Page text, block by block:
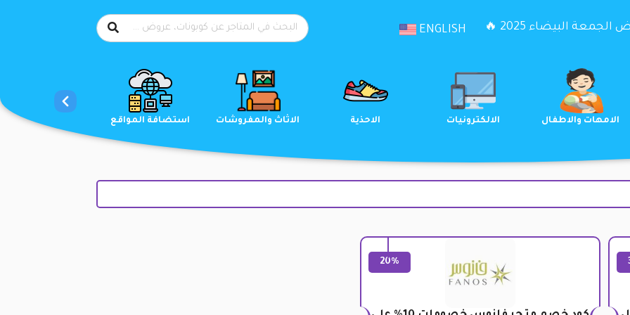
الجمعة البيضاء 2025 🔥 ENGLISH
استضافة المواقع الاثاث والمفروشات الاحذية الالكترونيات الامهات والاطفال الترفيه
20%